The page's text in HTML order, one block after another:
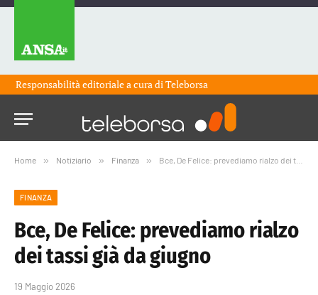
Responsabilità editoriale a cura diTeleborsa
Home » Notiziario » Finanza » Bce, De Felice: prevediamo rialzo dei tassi già da giugno
FINANZA
Bce, De Felice: prevediamo rialzo
dei tassi già da giugno
19 Maggio 2026